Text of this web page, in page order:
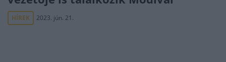
HÍREK 2023. jún. 21.